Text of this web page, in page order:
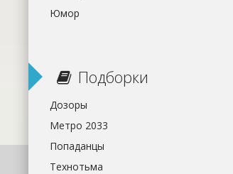
Юмор
Подборки
Дозоры
Метро 2033
Попаданцы
Технотьма